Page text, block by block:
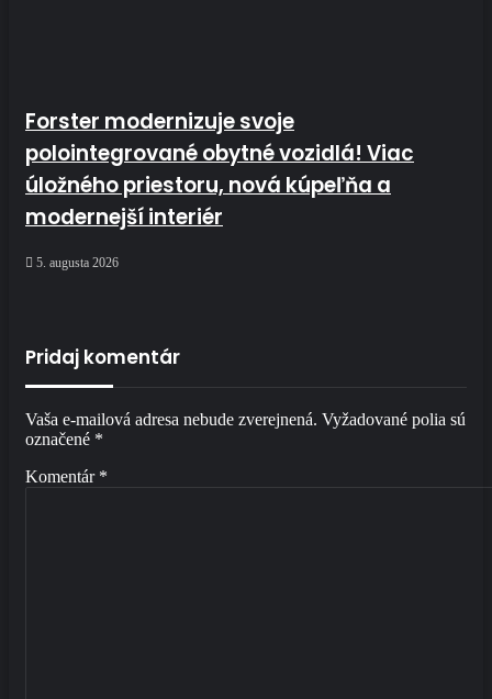
Forster modernizuje svoje
polointegrované obytné vozidlá! Viac
úložného priestoru, nová kúpeľňa a
modernejší interiér
5. augusta 2026
Pridaj komentár
Vaša e-mailová adresa nebude zverejnená. Vyžadované polia sú
označené *
Komentár *